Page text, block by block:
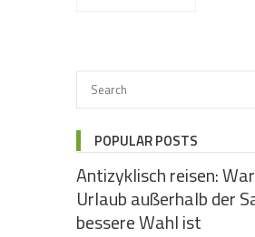
POPULAR POSTS
Antizyklisch reisen:
Urlaub außerhalb der
bessere Wahl ist